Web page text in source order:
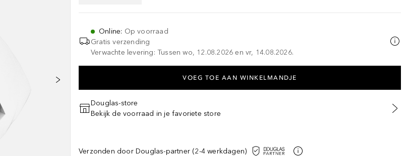
Online: Op voorraad
Gratis verzending
Verwachte levering: Tussen wo, 12.08.2026 en vr, 14.08.2026.
VOEG TOE AAN WINKELMANDJE
Douglas-store
Bekijk de voorraad in je favoriete store
Verzonden door Douglas-partner (2-4 werkdagen)